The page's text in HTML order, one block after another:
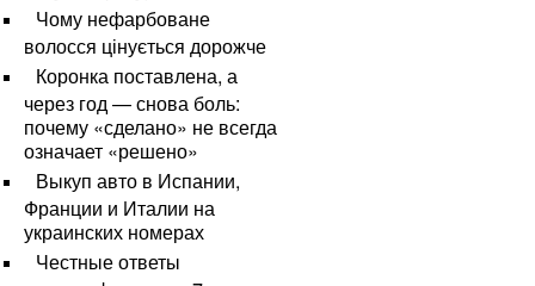
Чому нефарбоване
волосся цінується дорожче
Коронка поставлена, а
через год — снова боль:
почему «сделано» не всегда
означает «решено»
Выкуп авто в Испании,
Франции и Италии на
украинских номерах
Честные ответы